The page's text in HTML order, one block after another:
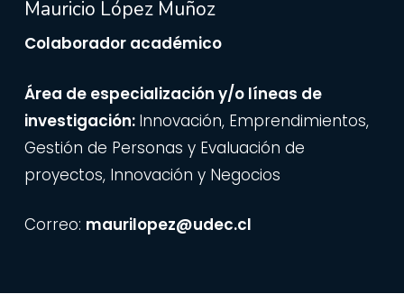
Mauricio López Muñoz
Colaborador académico
Área de especialización y/o líneas de
investigación: Innovación, Emprendimientos,
Gestión de Personas y Evaluación de
proyectos, Innovación y Negocios
Correo: maurilopez@udec.cl